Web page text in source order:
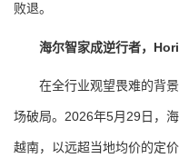
败退。
海尔智家成逆行者，
在全行业观望畏难的背景
场破局。2026年5月29日，
越南，以远超当地均价的定